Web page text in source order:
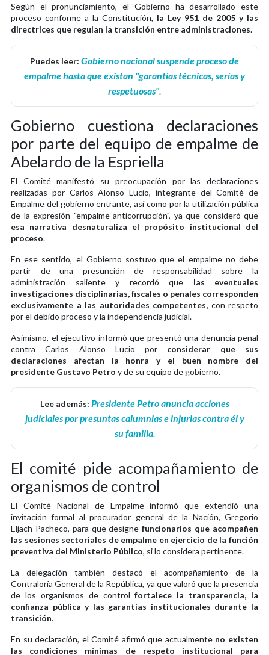
Según el pronunciamiento, el Gobierno ha desarrollado este
proceso conforme a la Constitución, la Ley 951 de 2005 y las
directrices que regulan la transición entre administraciones.
Puedes leer: Gobierno nacional suspende proceso de
empalme hasta que existan "garantías técnicas, serías y
respetuosas".
Gobierno cuestiona declaraciones
por parte del equipo de empalme de
Abelardo de la Espriella
El Comité manifestó su preocupación por las declaraciones
realizadas por Carlos Alonso Lucio, integrante del Comité de
Empalme del gobierno entrante, así como por la utilización pública
de la expresión "empalme anticorrupción", ya que consideró que
esa narrativa desnaturaliza el propósito institucional del
proceso.
En ese sentido, el Gobierno sostuvo que el empalme no debe
partir de una presunción de responsabilidad sobre la
administración saliente y recordó que las eventuales
investigaciones disciplinarias, fiscales o penales corresponden
exclusivamente a las autoridades competentes, con respeto
por el debido proceso y la independencia judicial.
Asimismo, el ejecutivo informó que presentó una denuncia penal
contra Carlos Alonso Lucio por considerar que sus
declaraciones afectan la honra y el buen nombre del
presidente Gustavo Petro y de su equipo de gobierno.
Lee además: Presidente Petro anuncia acciones
judiciales por presuntas calumnias e injurias contra él y
su familia.
El comité pide acompañamiento de
organismos de control
El Comité Nacional de Empalme informó que extendió una
invitación formal al procurador general de la Nación, Gregorio
Eljach Pacheco, para que designefuncionarios que acompañen
las sesiones sectoriales de empalme en ejercicio de la función
preventiva del Ministerio Público, si lo considera pertinente.
La delegación también destacó el acompañamiento de la
Contraloría General de la República, ya que valoró que la presencia
de los organismos de control fortalece la transparencia, la
confianza pública y las garantías institucionales durante la
transición.
En su declaración, el Comité afirmó que actualmente no existen
las condiciones mínimas de respeto institucional para